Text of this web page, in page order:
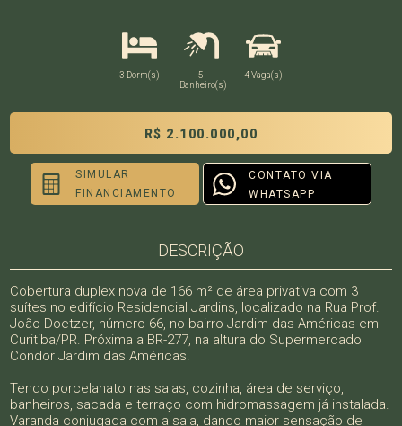
3 Dorm(s)
5
Banheiro(s)
4 Vaga(s)
R$ 2.100.000,00
SIMULAR
FINANCIAMENTO
CONTATO VIA
WHATSAPP
DESCRIÇÃO
Cobertura duplex nova de 166 m² de área privativa com 3
suítes no edifício Residencial Jardins, localizado na Rua Prof.
João Doetzer, número 66, no bairro Jardim das Américas em
Curitiba/PR. Próxima a BR-277, na altura do Supermercado
Condor Jardim das Américas.
Tendo porcelanato nas salas, cozinha, área de serviço,
banheiros, sacada e terraço com hidromassagem já instalada.
Varanda conjugada com a sala, dando maior sensação de